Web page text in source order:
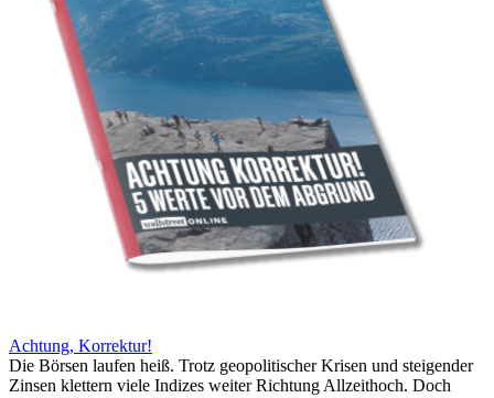
Achtung, Korrektur!
Die Börsen laufen heiß. Trotz geopolitischer Krisen und steigender
Zinsen klettern viele Indizes weiter Richtung Allzeithoch. Doch